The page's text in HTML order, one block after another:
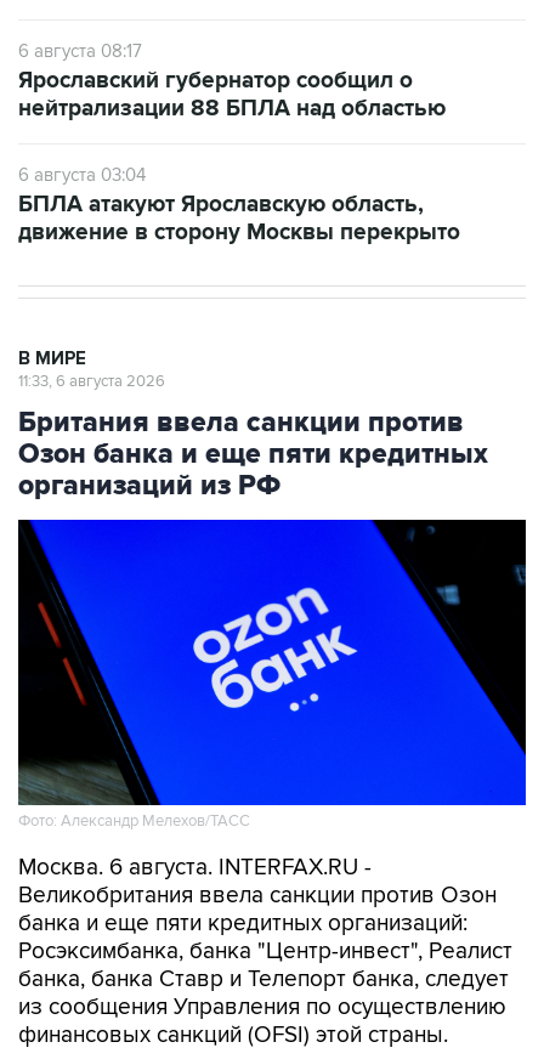
6 августа 08:17
Ярославский губернатор сообщил о
нейтрализации 88 БПЛА над областью
6 августа 03:04
БПЛА атакуют Ярославскую область,
движение в сторону Москвы перекрыто
В МИРЕ
11:33, 6 августа 2026
Британия ввела санкции против
Озон банка и еще пяти кредитных
организаций из РФ
Фото: Александр Мелехов/ТАСС
Москва. 6 августа. INTERFAX.RU -
Великобритания ввела санкции против Озон
банка и еще пяти кредитных организаций:
Росэксимбанка, банка "Центр-инвест", Реалист
банка, банка Ставр и Телепорт банка, следует
из сообщения Управления по осуществлению
финансовых санкций (OFSI) этой страны.